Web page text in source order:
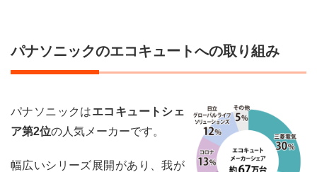
パナソニックのエコキュートへの取り組み
パナソニックはエコキュートシェ
ア第2位の人気メーカーです。
幅広いシリーズ展開があり、我が